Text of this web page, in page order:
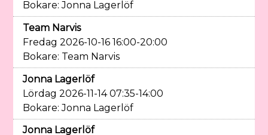
Bokare: Jonna Lagerlöf
Team Narvis
Fredag 2026-10-16 16:00-20:00
Bokare: Team Narvis
Jonna Lagerlöf
Lördag 2026-11-14 07:35-14:00
Bokare: Jonna Lagerlöf
Jonna Lagerlöf